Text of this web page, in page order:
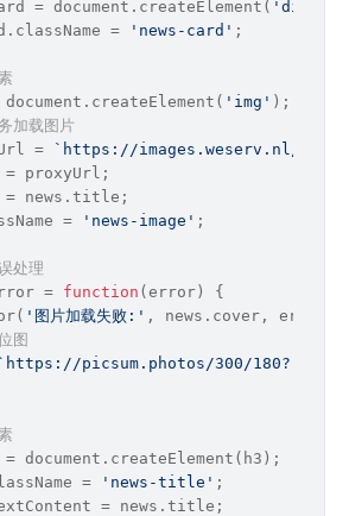
= document .createElement( 'div'
=
'news-card' ;
document .createElement( 'img' );
加载图片
= `https://images.weserv.nl/?url=
proxyUrl;
news.title;
=
'news-image' ;
处理
=
function ( error ) {
( '图片加载失败:' , news.cover, error
图
`https://picsum.photos/300/
document .createElement(h3);
=
'news-title' ;
= news.title;